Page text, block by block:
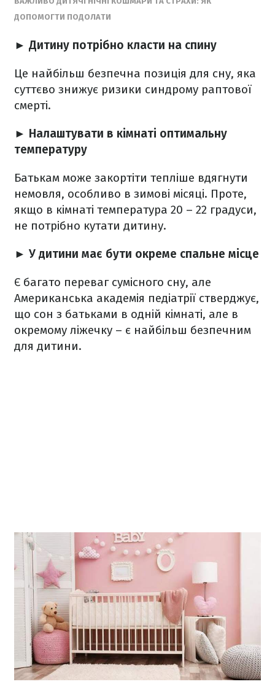
ДОПОМОГТИ ПОДОЛАТИ
► Дитину потрібно класти на спину
Це найбільш безпечна позиція для сну, яка
суттєво знижує ризики синдрому раптової
смерті.
► Налаштувати в кімнаті оптимальну
температуру
Батькам може закортіти тепліше вдягнути
немовля, особливо в зимові місяці. Проте,
якщо в кімнаті температура 20 – 22 градуси,
не потрібно кутати дитину.
► У дитини має бути окреме спальне місце
Є багато переваг сумісного сну, але
Американська академія педіатрії стверджує,
що сон з батьками в одній кімнаті, але в
окремому ліжечку – є найбільш безпечним
для дитини.